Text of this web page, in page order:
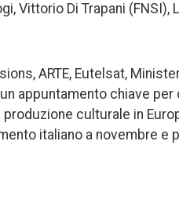
Vittorio Di Trapani (FNSI),
ARTE, Eutelsat,
appuntamento chiave per
culturale in
italiano a novembre e